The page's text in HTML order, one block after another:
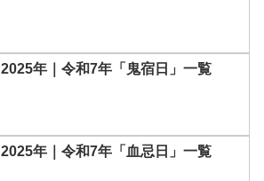
2025年｜令和7年「鬼宿日」一覧
2025年｜令和7年「血忌日」一覧